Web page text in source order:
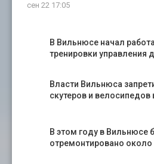
сен 22 17:05
В Вильнюсе начал
тренировки управления
Власти Вильнюса
скутеров и велосипедов
В этом году в Вильнюсе
отремонтировано